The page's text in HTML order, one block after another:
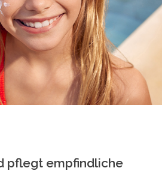
pflegt empfindliche